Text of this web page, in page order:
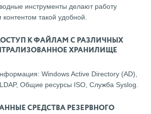
инструменты делают работу
такой удобной.
К ФАЙЛАМ С РАЗЛИЧНЫХ
ХРАНИЛИЩЕ
Windows Active Directory (AD),
Общие ресурсы ISO, Служба Syslog.
СРЕДСТВА РЕЗЕРВНОГО